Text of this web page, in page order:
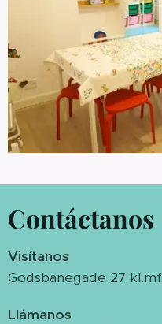
Contáctanos
Visítanos
Godsbanegade 27 kl.mf
Llámanos